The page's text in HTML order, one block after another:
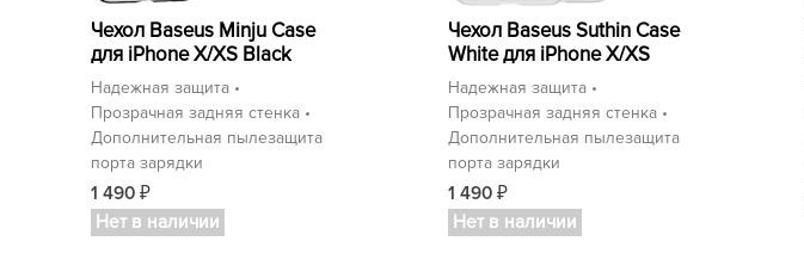
Чехол Baseus Minju Case
для iPhone X/XS Black
Надежная защита •
Прозрачная задняя стенка •
Дополнительная пылезащита
порта зарядки
1 490 ₽
Нет в наличии
Чехол Baseus Suthin Case
White для iPhone X/XS
Надежная защита •
Прозрачная задняя стенка •
Дополнительная пылезащита
порта зарядки
1 490 ₽
Нет в наличии